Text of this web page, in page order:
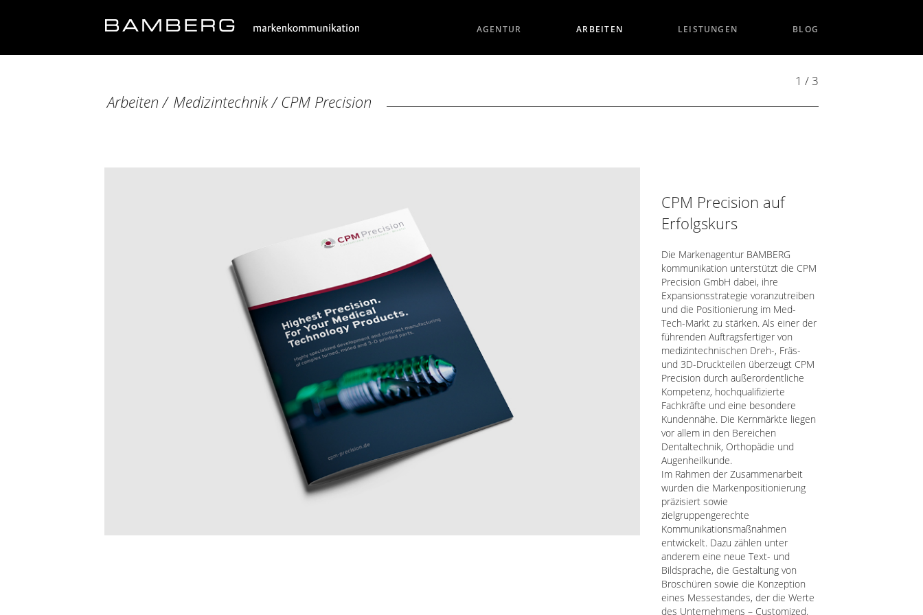
AGENTUR ARBEITEN LEISTUNGEN BLOG
1 / 3
Arbeiten / Medizintechnik/ CPM Precision
CPM Precision auf
Erfolgskurs
Die Markenagentur BAMBERG
kommunikation unterstützt die CPM
Precision GmbH dabei, ihre
Expansionsstrategie voranzutreiben
und die Positionierung im Med-
Tech-Markt zu stärken. Als einer der
führenden Auftragsfertiger von
medizintechnischen Dreh-, Fräs-
und 3D-Druckteilen überzeugt CPM
Precision durch außerordentliche
Kompetenz, hochqualifizierte
Fachkräfte und eine besondere
Kundennähe. Die Kernmärkte liegen
vor allem in den Bereichen
Dentaltechnik, Orthopädie und
Augenheilkunde.
Im Rahmen der Zusammenarbeit
wurden die Markenpositionierung
präzisiert sowie
zielgruppengerechte
Kommunikationsmaßnahmen
entwickelt. Dazu zählen unter
anderem eine neue Text- und
Bildsprache, die Gestaltung von
Broschüren sowie die Konzeption
eines Messestandes, der die Werte
des Unternehmens – Customized.